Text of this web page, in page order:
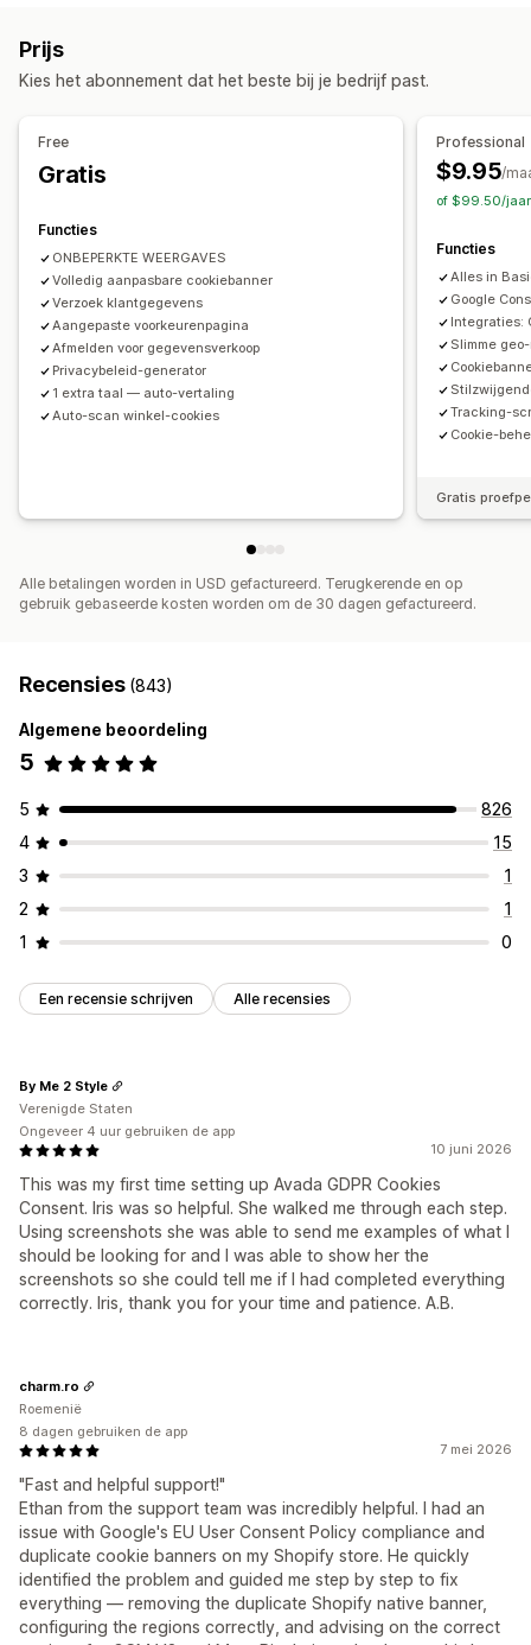
Mobiel responsief
Naleving toegankelijkheidsbeleid
Automatische blokkering
Toestemmingslogboeken
Regelgeving
APPI
CCPA CPRA CTDPA
PIPEDA
UCPA VCDPA
Melding
Mobiel responsief
Analytics en rapportage
Gedrag volgen
Prestaties volgen
Verkeersrapporten
Prijs
Kies het abonnement dat het beste bij je bedrijf past.
Free
Gratis
Functies
ONBEPERKTE WEERGAVES
Volledig aanpasbare cookiebanner
Verzoek klantgegevens
Aangepaste voorkeurenpagina
Afmelden voor gegevensverkoop
Privacybeleid-generator
1 extra taal — auto-vertaling
Auto-scan winkel-cookies
Professional
$9.95/
of $99.50/jaar
Functies
Alles in
Google
Integraties:
Slimme
Tracking-
Cookie-
Gratis
Alle betalingen worden in USD gefactureerd. Terugkerende en op
gebruik gebaseerde kosten worden om de 30 dagen gefactureerd.
Recensies (843)
Algemene beoordeling
5
5
826
4
15
3
1
2
1
1
0
Een recensie schrijven Alle recensies
10 juni 2026
This was my first time setting up Avada GDPR Cookies
Consent. Iris was so helpful. She walked me through each step.
Using screenshots she was able to send me examples of what I
should be looking for and I was able to show her the
screenshots so she could tell me if I had completed everything
correctly. Iris, thank you for your time and patience. A.B.
By Me 2 Style
Verenigde Staten
Ongeveer 4 uur gebruiken de app
7 mei 2026
"Fast and helpful support!"
Ethan from the support team was incredibly helpful. I had an
issue with Google's EU User Consent Policy compliance and
duplicate cookie banners on my Shopify store. He quickly
identified the problem and guided me step by step to fix
everything — removing the duplicate Shopify native banner,
configuring the regions correctly, and advising on the correct
charm.ro
Roemenië
8 dagen gebruiken de app